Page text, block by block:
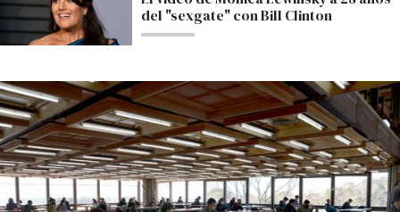
del "sexgate" con Bill Clinton